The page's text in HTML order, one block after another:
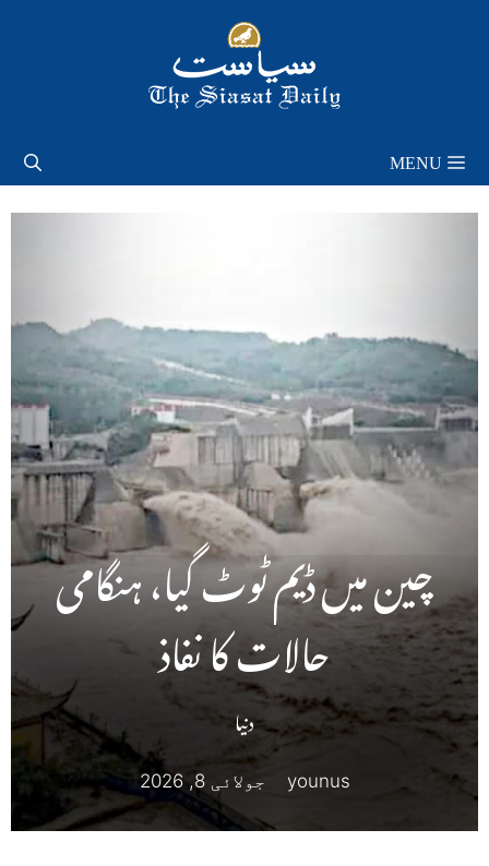
MENU
چین میں ڈیم ٹوٹ گیا، ہنگامی
حالات کا نفاذ
دنیا
younus جولائی 8, 2026